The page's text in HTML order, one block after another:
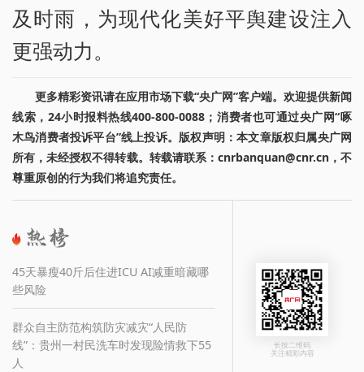
及时雨，为现代化美好平舆建设注入
更强动力。
更多精彩资讯请在应用市场下载“央广网”客户端。欢迎提供新闻
线索，24小时报料热线400-800-0088；消费者也可通过央广网“啄
木鸟消费者投诉平台”线上投诉。版权声明：本文章版权归属央广网
所有，未经授权不得转载。转载请联系：cnrbanquan@cnr.cn，不
尊重原创的行为我们将追究责任。
45天暴瘦40斤后住进ICU AI减重暗藏哪
些风险
群众自主防范构筑防灾减灾“人民防
线”：贵州一村民洗车时发现险情救下55
人
长按二维码
关注精彩内容